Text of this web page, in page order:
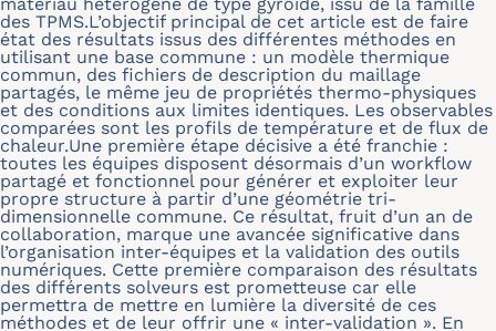
des TPMS.L’objectif principal de cet article est de faire
état des résultats issus des différentes méthodes en
utilisant une base commune : un modèle thermique
commun, des fichiers de description du maillage
partagés, le même jeu de propriétés thermo-physiques
et des conditions aux limites identiques. Les observables
comparées sont les profils de température et de flux de
chaleur.Une première étape décisive a été franchie :
toutes les équipes disposent désormais d’un workflow
partagé et fonctionnel pour générer et exploiter leur
propre structure à partir d’une géométrie tri-
dimensionnelle commune. Ce résultat, fruit d’un an de
collaboration, marque une avancée significative dans
l’organisation inter-équipes et la validation des outils
numériques. Cette première comparaison des résultats
des différents solveurs est prometteuse car elle
permettra de mettre en lumière la diversité de ces
méthodes et de leur offrir une « inter-validation ». En